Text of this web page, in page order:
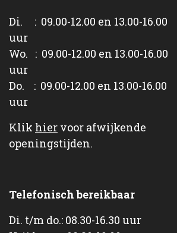
Di. : 09.00-12.00 en 13.00-16.00
uur
Wo. : 09.00-12.00 en 13.00-16.00
uur
Do. : 09.00-12.00 en 13.00-16.00
uur
Klik hier voor afwijkende
openingstijden.
Telefonisch bereikbaar
Di. t/m do.: 08.30-16.30 uur